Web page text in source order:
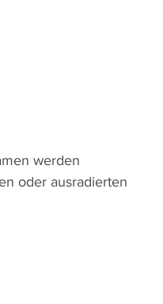
werden
oder ausradierten